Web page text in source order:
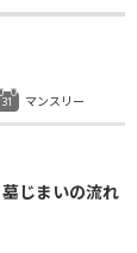
じまいの流れ
マンスリー